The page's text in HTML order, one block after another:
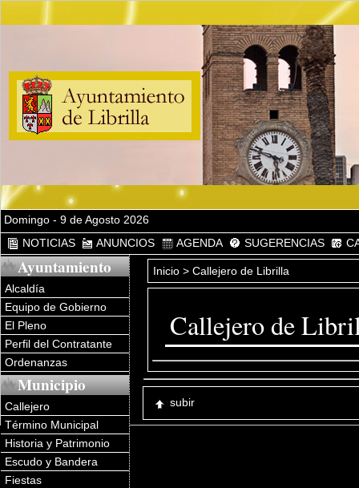
Domingo - 9 de Agosto 2026
NOTICIAS
ANUNCIOS AGENDA SUGERENCIAS
Ayuntamiento
Alcaldía
Equipo de Gobierno
El Pleno
Perfil del Contratante
Ordenanzas
Municipio
Callejero
Término Municipal
Historia y Patrimonio
Escudo y Bandera
Fiestas
Inicio> Callejero de Librilla
Callejero de
subir